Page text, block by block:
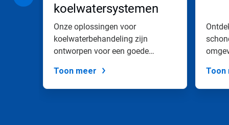
navigeren
spring
koelwatersystemen
Onze oplossingen voor
koelwaterbehandeling zijn
ontworpen voor een goede
Toon meer Toon